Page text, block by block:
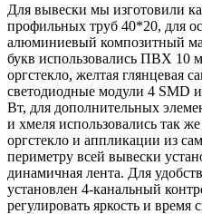
Для вывески мы изготовили
профильных труб 40*20, для
алюминиевый композитный
букв использовались ПВХ 10
оргстекло, желтая глянцевая
светодиодные модули 4 SMD
Вт, для дополнительных
и хмеля использовались так
оргстекло и аппликации из
периметру всей вывески
динамичная лента. Для
установлен 4-канальный
регулировать яркость и время